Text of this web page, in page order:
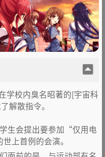
学校内臭名昭著的[宇宙科
解散指令。
生会提出要参加“仅用电
上首例的会演。